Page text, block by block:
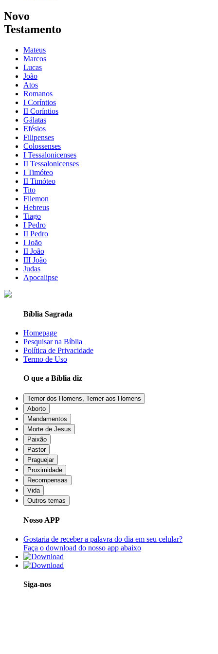
Novo
Testamento
Mateus
Marcos
Lucas
João
Atos
Romanos
I Coríntios
II Coríntios
Gálatas
Efésios
Filipenses
Colossenses
I Tessalonicenses
II Tessalonicenses
I Timóteo
II Timóteo
Tito
Filemon
Hebreus
Tiago
I Pedro
II Pedro
I João
II João
III João
Judas
Apocalipse
Bíblia Sagrada
Homepage
Pesquisar na Bíblia
Política de Privacidade
Termo de Uso
O que a Bíblia diz
Temor dos Homens, Temer aos Homens
Aborto
Mandamentos
Morte de Jesus
Paixão
Pastor
Praguejar
Proximidade
Recompensas
Vida
Outros temas
Nosso APP
Gostaria de receber a palavra do dia em seu celular?
Faça o download do nosso app abaixo
Siga-nos